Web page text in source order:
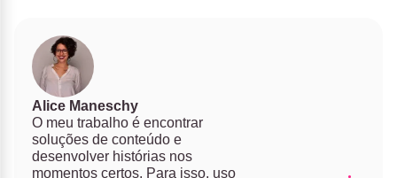
Alice Maneschy
O meu trabalho é encontrar
soluções de conteúdo e
desenvolver histórias nos
momentos certos. Para isso, uso